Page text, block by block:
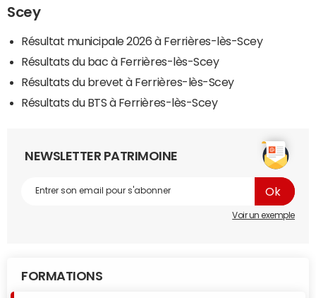
Scey
Résultat municipale 2026 à Ferrières-lès-Scey
Résultats du bac à Ferrières-lès-Scey
Résultats du brevet à Ferrières-lès-Scey
Résultats du BTS à Ferrières-lès-Scey
NEWSLETTER PATRIMOINE
Voir un exemple
FORMATIONS